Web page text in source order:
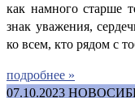
как намного старше
знак уважения,
ко всем, кто рядом с
подробнее »
07.10.2023